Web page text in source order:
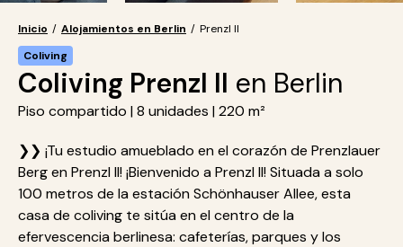
Inicio / Alojamientos en Berlin / Prenzl II
Coliving
Coliving Prenzl II en Berlin
Piso compartido | 8 unidades | 220 m²
❯❯ ¡Tu estudio amueblado en el corazón de Prenzlauer
Berg en Prenzl II! ¡Bienvenido a Prenzl II! Situada a solo
100 metros de la estación Schönhauser Allee, esta
casa de coliving te sitúa en el centro de la
efervescencia berlinesa: cafeterías, parques y los